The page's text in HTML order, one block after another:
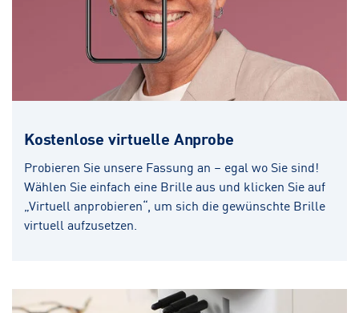
Kostenlose virtuelle Anprobe
Probieren Sie unsere Fassung an – egal wo Sie sind!
Wählen Sie einfach eine Brille aus und klicken Sie auf
„Virtuell anprobieren“, um sich die gewünschte Brille
virtuell aufzusetzen.